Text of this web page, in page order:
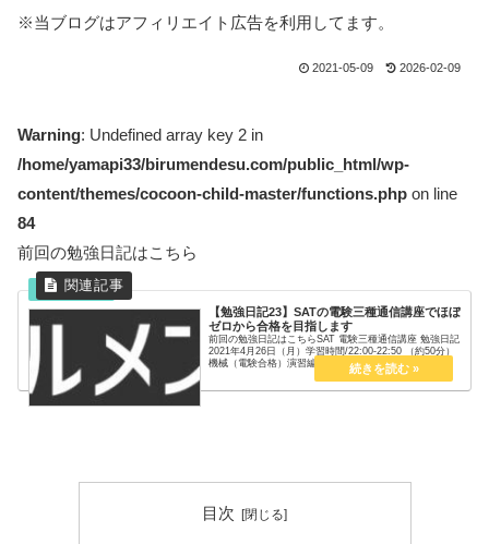
※当ブログはアフィリエイト広告を利用してます。
2021-05-09 2026-02-09
Warning: Undefined array key 2 in
/home/yamapi33/birumendesu.com/public_html/wp-
content/themes/cocoon-child-master/functions.php on line
84
前回の勉強日記はこちら
【勉強日記23】SATの電験三種通信講座でほぼ
ゼロから合格を目指します
前回の勉強日記はこちらSAT 電験三種通信講座 勉強日記
2021年4月26日（月）学習時間/22:00-22:50 （約50分）
機械（電験合格）演習編 変圧器3演習編の変圧器を最後
まで。問題文を見た時に浮かんでくる解法がまだ曖昧な
目次